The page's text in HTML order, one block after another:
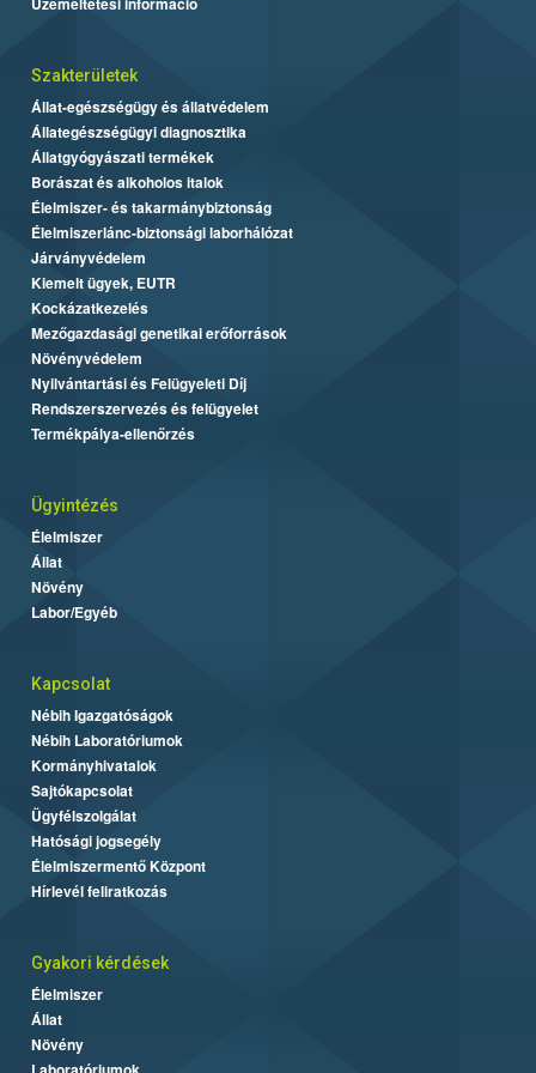
Szakterületek
Állat-egészségügy és állatvédelem
Állategészségügyi diagnosztika
Állatgyógyászati termékek
Borászat és alkoholos italok
Élelmiszer- és takarmánybiztonság
Élelmiszerlánc-biztonsági laborhálózat
Járványvédelem
Kiemelt ügyek, EUTR
Kockázatkezelés
Mezőgazdasági genetikai erőforrások
Növényvédelem
Nyilvántartási és Felügyeleti Díj
Rendszerszervezés és felügyelet
Termékpálya-ellenőrzés
Ügyintézés
Élelmiszer
Állat
Növény
Labor/Egyéb
Kapcsolat
Nébih Igazgatóságok
Nébih Laboratóriumok
Kormányhivatalok
Sajtókapcsolat
Ügyfélszolgálat
Hatósági jogsegély
Élelmiszermentő Központ
Hírlevél feliratkozás
Gyakori kérdések
Élelmiszer
Állat
Növény